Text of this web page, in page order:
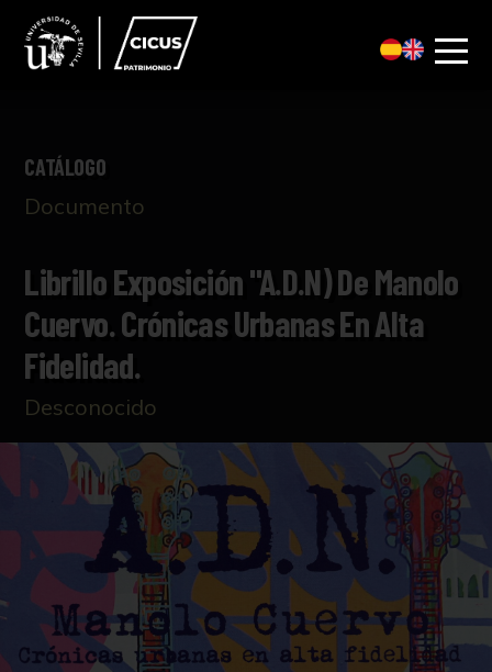
CATÁLOGO
Documento
Librillo Exposición "A.D.N) De Manolo
Cuervo. Crónicas Urbanas En Alta
Fidelidad.
Desconocido